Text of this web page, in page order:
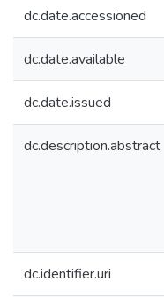
dc.date.accessioned
dc.date.available
dc.date.issued
dc.description.abstract
dc.identifier.uri